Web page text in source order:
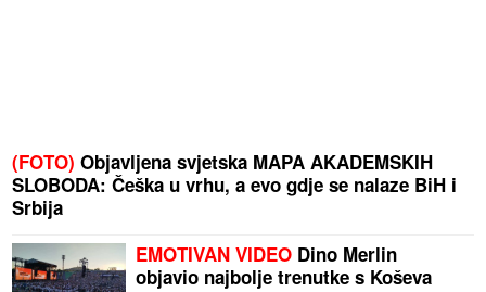
(FOTO) Objavljena svjetska MAPA AKADEMSKIH
SLOBODA: Češka u vrhu, a evo gdje se nalaze BiH i
Srbija
EMOTIVAN VIDEO Dino Merlin
objavio najbolje trenutke s Koševa